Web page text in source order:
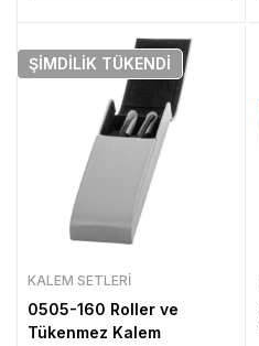
ŞIMDILIK TÜKENDI
KALEM SETLERI
0505-160 Roller ve
Tükenmez Kalem